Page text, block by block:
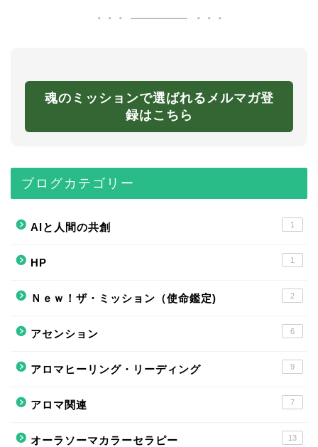
魂のミッションで選ばれるメルマガ登
録はこちら
ブログカテゴリー
AIと人間の共創 1
HP 1
Ｎｅｗ！ザ・ミッション（使命鑑定) 2
アセンション 6
アロマヒーリング・リーディング 9
アロマ関連 7
オーラソーマカラーセラピー 13